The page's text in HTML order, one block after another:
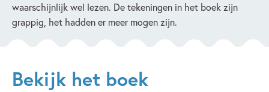
waarschijnlijk wel lezen. De tekeningen in het boek zijn
grappig, het hadden er meer mogen zijn.
Bekijk het boek